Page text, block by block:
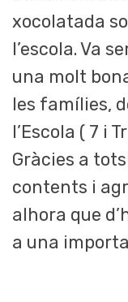
xocolatada
l’escola. Va
una molt
les famílies,
l’Escola ( 7 i
Gràcies a
contents i
alhora que
a una